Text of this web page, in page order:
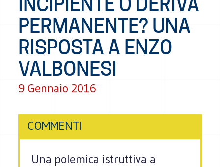
PERMANENTE? UNA
RISPOSTA A ENZO
VALBONESI
9 Gennaio 2016
COMMENTI
Una polemica istruttiva a